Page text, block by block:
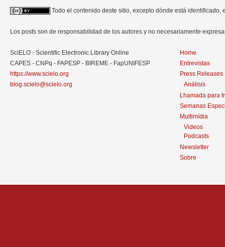
Todo el contenido deste sitio, excepto dónde está identificado,
Los posts son de responsabilidad de los autores y no necesariamente
SciELO - Scientific Electronic Library Online
CAPES - CNPq - FAPESP - BIREME - FapUNIFESP
https://www.scielo.org
blog.scielo@scielo.org
Home
Entrevistas
Press Releases
Análisis
Lhamada para
Semanas
Multimídia
Videos
Podcasts
Newsletter
Sobre